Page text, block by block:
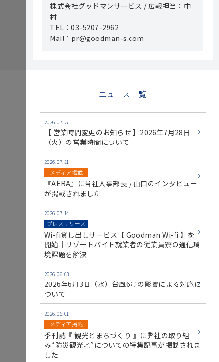
株式会社グッドマンサービス / 広報担当：中
村
TEL：03-5207-2962
Mail：pr@goodman-s.com
ニュース一覧
2026.07.27
【 営業時間変更のお知らせ 】2026年7月28日
（火）の営業時間について
2026.07.21
メディア掲載
『AERA』に当社人事部長 / 山口のインタビュー
が掲載されました
2026.07.14
プレスリリース
Wi-fi貸し出しサービス【 Goodman Wi-fi 】を
開始｜リゾートバイト就業者の従業員寮の通信環
境課題を解決
2026.06.03
2026年6月3日（水）台風6号の影響による対応に
ついて
2026.05.01
メディア掲載
季刊誌『 観光とまちづくり 』に弊社の取り組
み“防災観光地”についての特集記事が掲載されま
した